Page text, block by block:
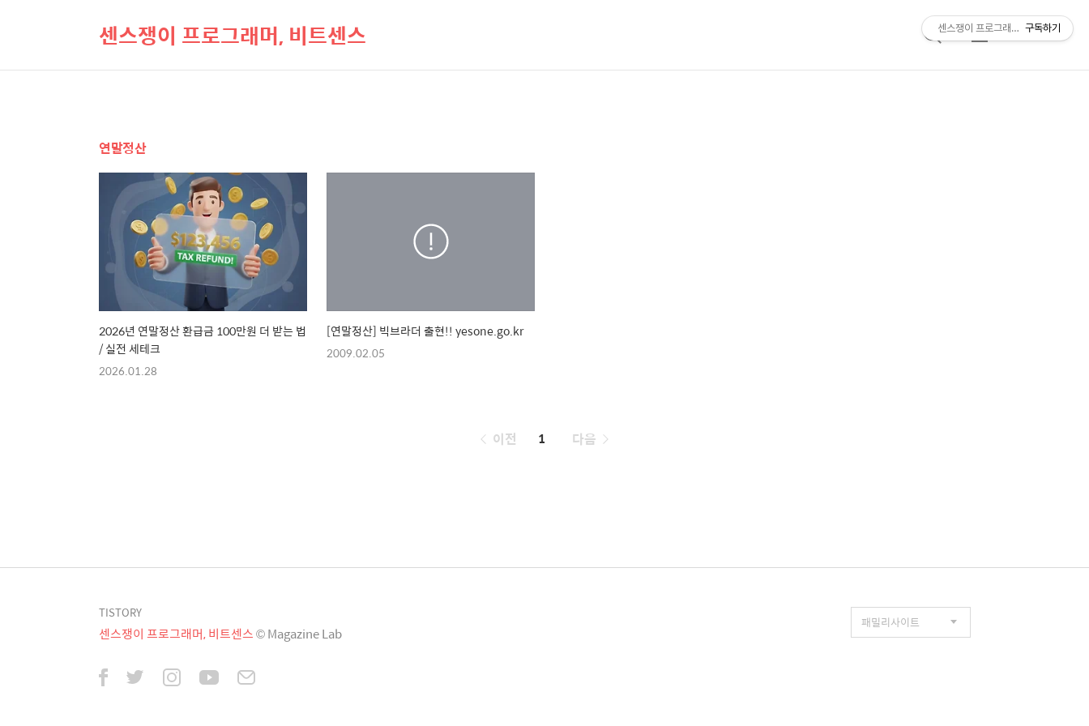
센스쟁이 프로그래머, 비트센스
검
메
연말정산
2026년 연말정산 환급금 100만원 더 받는 법
/ 실전 세테크
2026.01.28
[연말정산] 빅브라더 출현!! yesone.go.kr
2009.02.05
페
이전 1 다음
TISTORY
센스쟁이 프로그래머, 비트센스© Magazine Lab
센스쟁이 프로그래머, 비트센스
구독하기